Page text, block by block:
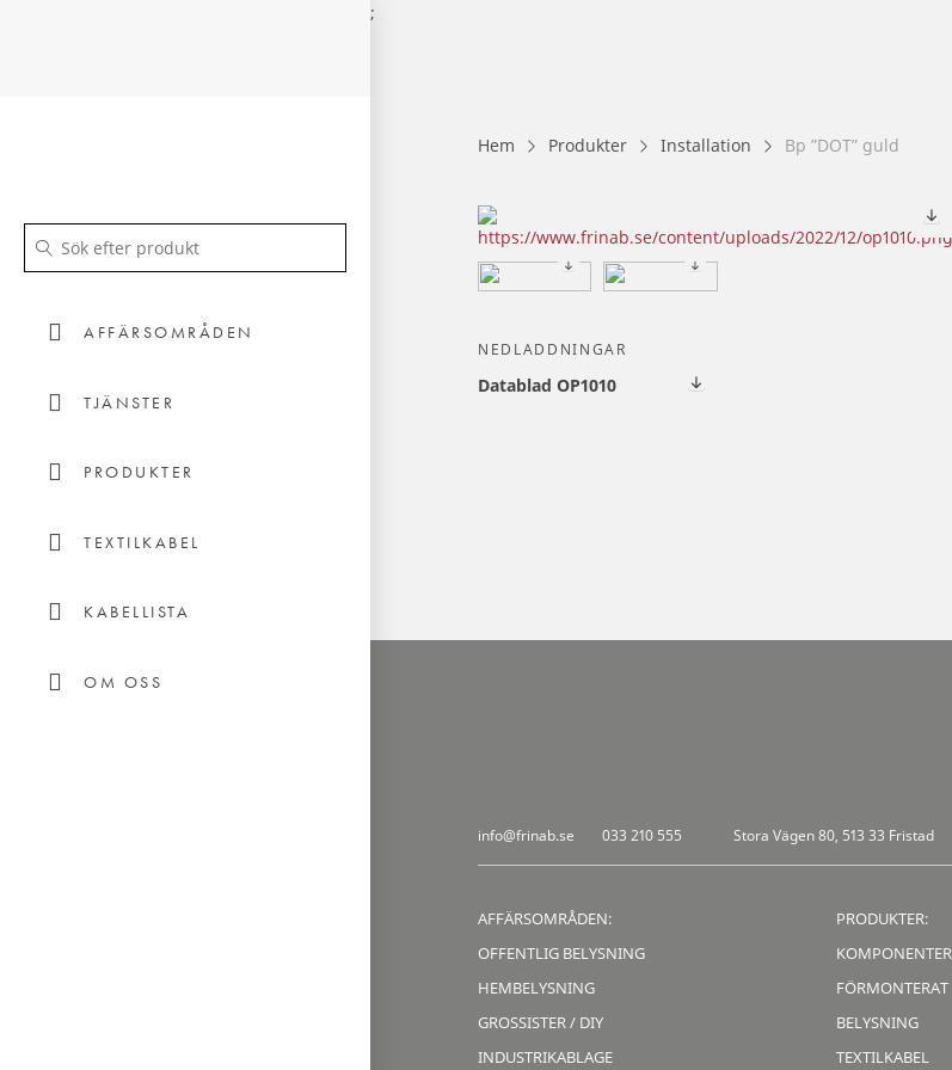
;
AFFÄRSOMRÅDEN
TJÄNSTER
PRODUKTER
TEXTILKABEL
KABELLISTA
OM OSS
Hem Produkter Installation Bp ”DOT” guld
NEDLADDNINGAR
Datablad OP1010
info@frinab.se 033 210 555 Stora Vägen 80, 513 33 Fristad
AFFÄRSOMRÅDEN:
OFFENTLIG BELYSNING
HEMBELYSNING
GROSSISTER / DIY
INDUSTRIKABLAGE
PRODUKTER:
KOMPONENTER
FÖRMONTERAT
BELYSNING
TEXTILKABEL